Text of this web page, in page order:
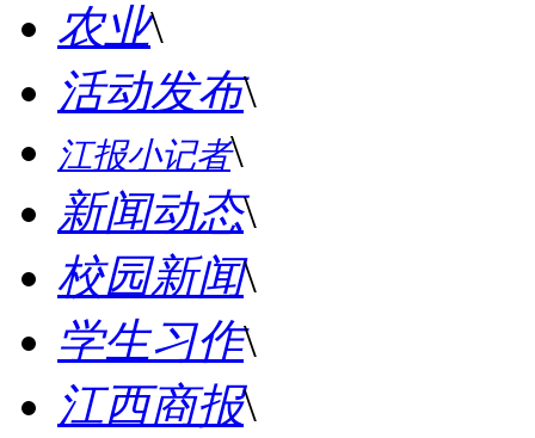
农业\
活动发布\
江报小记者\
新闻动态\
校园新闻\
学生习作\
江西商报\